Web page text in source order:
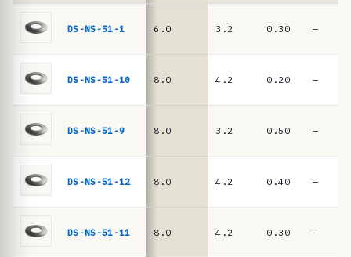
e
e
n
i
muelles
platillo
2093
DIN
16983
DS-NS-51-1 6.0 3.2 0.30 —
DS-NS-51-10 8.0 4.2 0.20 —
DS-NS-51-9 8.0 3.2 0.50 —
DS-NS-51-12 8.0 4.2 0.40 —
DS-NS-51-11 8.0 4.2 0.30 —